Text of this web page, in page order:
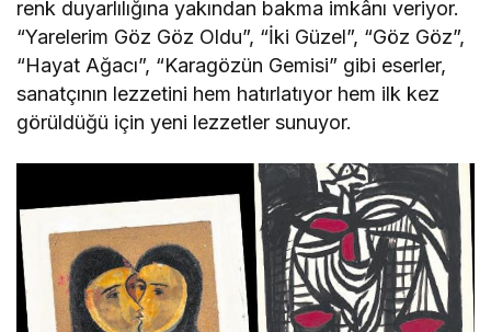
renk duyarlılığına yakından bakma imkânı veriyor.
“Yarelerim Göz Göz Oldu”, “İki Güzel”, “Göz Göz”,
“Hayat Ağacı”, “Karagözün Gemisi” gibi eserler,
sanatçının lezzetini hem hatırlatıyor hem ilk kez
görüldüğü için yeni lezzetler sunuyor.